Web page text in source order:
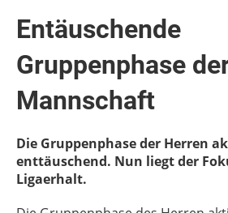
Entäuschende
Gruppenphase
Mannschaft
Die Gruppenphase der Herren
enttäuschend. Nun liegt der
Ligaerhalt.